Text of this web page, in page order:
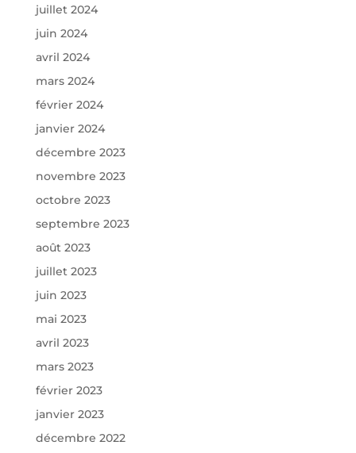
juillet 2024
juin 2024
avril 2024
mars 2024
février 2024
janvier 2024
décembre 2023
novembre 2023
octobre 2023
septembre 2023
août 2023
juillet 2023
juin 2023
mai 2023
avril 2023
mars 2023
février 2023
janvier 2023
décembre 2022